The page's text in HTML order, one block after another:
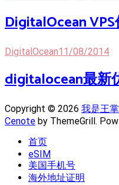
DigitalOcean
DigitalOcean11/08/2014
digitalocean最新
Copyright © 2026 我是王
Cenote by ThemeGrill.
首页
eSIM
美国手机号
海外地址证明